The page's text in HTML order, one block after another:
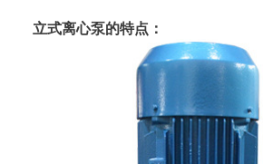
立式离心泵的特点：